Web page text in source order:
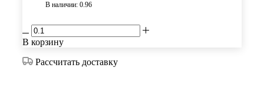
В наличии: 0.96
В корзину
Рассчитать доставку